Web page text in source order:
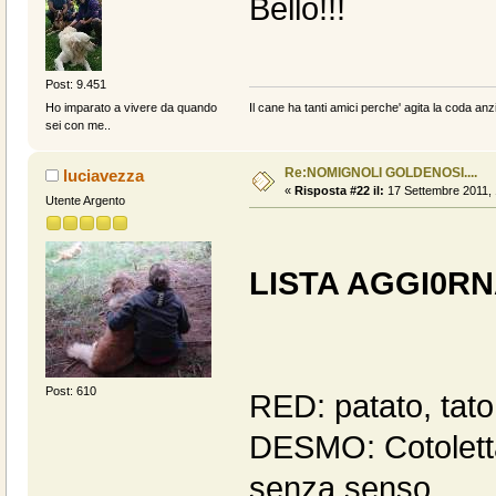
Post: 9.451
Ho imparato a vivere da quando
sei con me..
Bello!!!
Il cane ha tanti amici perche' agita la coda
luciavezza
Utente Argento
Post: 610
Re:NOMIGNOLI GOLDENOSI....
« Risposta #22 il: 17 Settembre 2011,
LISTA
RED: patato,
DESMO:
senza senso..